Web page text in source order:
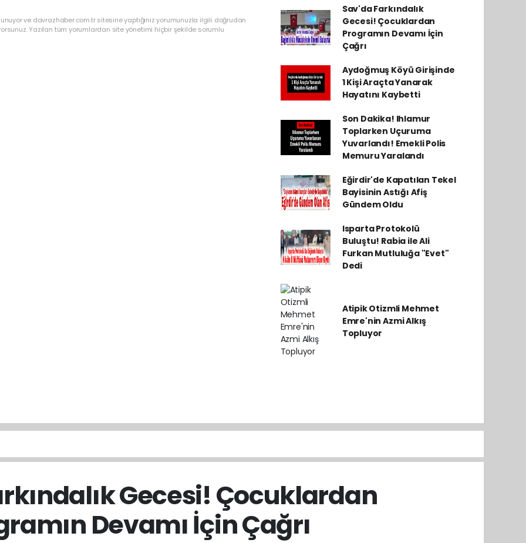
ve davrazhaber.com.tr sitesine yaptığınız yorumunuzla ilgili doğrudan
Yazılan tüm yorumlardan site yönetimi hiçbir şekilde sorumlu
Sav'da Farkındalık
Gecesi! Çocuklardan
Programın Devamı İçin
Çağrı
Aydoğmuş Köyü Girişinde
1 Kişi Araçta Yanarak
Hayatını Kaybetti
Son Dakika! Ihlamur
Toplarken Uçuruma
Yuvarlandı! Emekli Polis
Memuru Yaralandı
Eğirdir'de Kapatılan Tekel
Bayisinin Astığı Afiş
Gündem Oldu
Isparta Protokolü
Buluştu! Rabia ile Ali
Furkan Mutluluğa "Evet"
Dedi
Atipik Otizmli Mehmet
Emre'nin Azmi Alkış
Topluyor
Gecesi! Çocuklardan
Devamı İçin Çağrı